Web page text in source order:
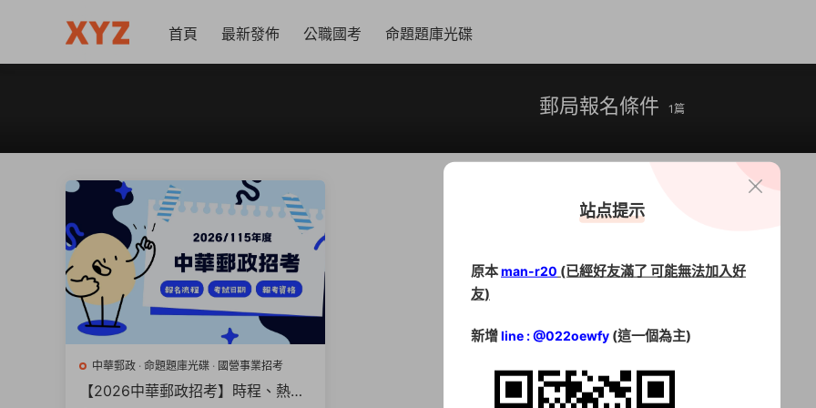
首頁 最新發佈 公職國考 命題題庫光碟
郵局報名條件 1篇
中華郵政 · 命題題庫光碟 · 國營事業招考
【2026中華郵政招考】時程、熱門
站点提示
原本man-r20 (已經好友滿了 可能無法加入好
友)
新增line : @022oewfy (這一個為主)